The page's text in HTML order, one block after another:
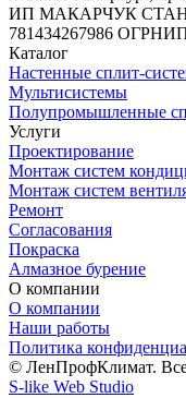
ИП МАКАРЧУК
781434267986
Каталог
Настенные сплит-
Мультисистемы
Полупромышленные
Услуги
Проектирование
Монтаж систем
Монтаж систем
Ремонт
Согласования
Покраска
Алмазное бурение
О компании
О компании
Наши работы
Политика
© ЛенПрофКлимат.
S-like Web Studio